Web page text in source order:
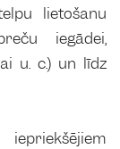
lietošanu
iegādei,
u. c.) un līdz